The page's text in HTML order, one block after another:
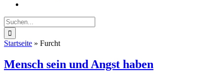
Suche
nach:
Startseite » Furcht
Mensch sein und Angst haben